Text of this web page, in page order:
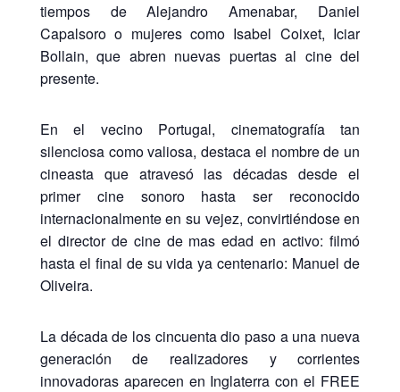
tiempos de Alejandro Amenabar, Daniel
Capalsoro o mujeres como Isabel Coixet, Iciar
Bollain, que abren nuevas puertas al cine del
presente.
En el vecino Portugal, cinematografía tan
silenciosa como valiosa, destaca el nombre de un
cineasta que atravesó las décadas desde el
primer cine sonoro hasta ser reconocido
internacionalmente en su vejez, convirtiéndose en
el director de cine de mas edad en activo: filmó
hasta el final de su vida ya centenario: Manuel de
Oliveira.
La década de los cincuenta dio paso a una nueva
generación de realizadores y corrientes
innovadoras aparecen en Inglaterra con el FREE